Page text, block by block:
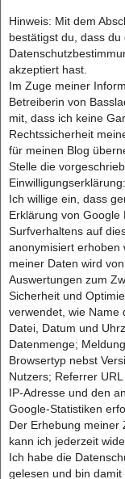
Hinweis: Mit dem
bestätigst du, dass du
akzeptiert hast.
Im Zuge meiner
Betreiberin von
mit, dass ich keine
Rechtssicherheit
für meinen Blog
Stelle die
Einwilligungserklärung:
Ich willige ein, dass
Erklärung von
Surfverhaltens auf
anonymisiert erhoben
meiner Daten wird
Auswertungen zum
Sicherheit und
verwendet, wie Name
Datei, Datum und
Datenmenge;
Browsertyp nebst
Nutzers; Referrer
IP-Adresse und den
Google-Statistiken
Der Erhebung meiner
kann ich jederzeit
Ich habe die
gelesen und bin damit